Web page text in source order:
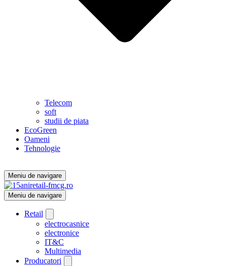
Telecom
soft
studii de piata
EcoGreen
Oameni
Tehnologie
Meniu de navigare
Meniu de navigare
Retail
electrocasnice
electronice
IT&C
Multimedia
Producatori